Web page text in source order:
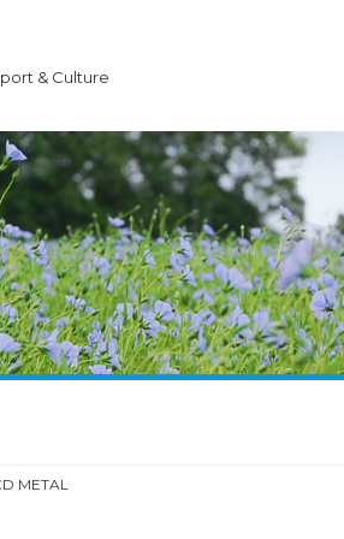
& Culture
METAL